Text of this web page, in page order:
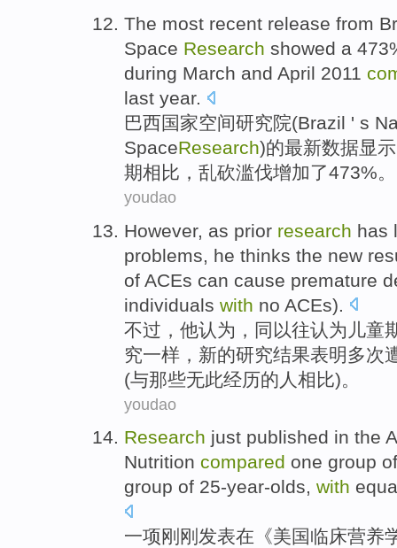
The most recent release from
Space Research showed a
during March and April 2011
last year.
巴西国家空间研究院(Brazil ' s
SpaceResearch)的最新数据显示
期相比 ，乱砍滥伐增加了473%。
youdao
However, as prior research has
problems
he thinks the new
of ACEs can cause premature
individuals with no ACEs).
不过 ， 他认为 ，同以往认为 儿童
究一样， 新的研究结果表明 多次
(与那些无此经历的 人 相比)。
youdao
Research just published in the
Nutrition compared one group
group of 25-year-olds, with
一项刚刚 发表在 《美国临床营养